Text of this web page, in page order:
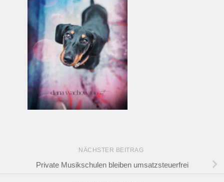
NÄCHSTER BEITRAG
Private Musikschulen bleiben umsatzsteuerfrei